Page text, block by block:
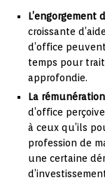
L’engorgement
croissante
d’office
temps pour
approfondie.
La
d’office
à ceux qu’ils
profession de
une certaine